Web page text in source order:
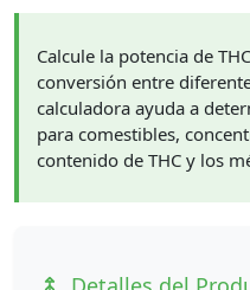
Calcule la potencia de
conversión entre
calculadora ayuda a
para comestibles,
contenido de THC y los